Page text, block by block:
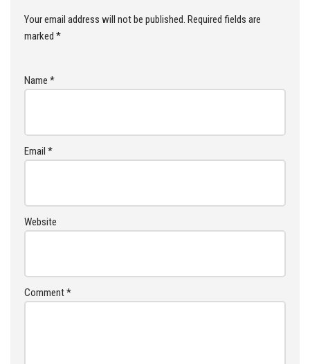
Your email address will not be published. Required fields are
marked *
Name *
Email *
Website
Comment*